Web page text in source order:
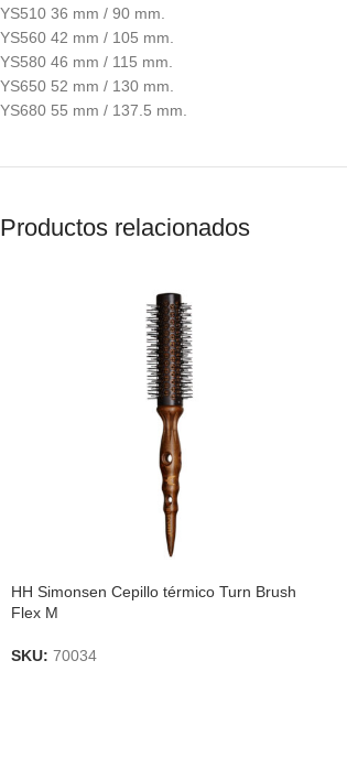
YS510 36 mm / 90 mm.
YS560 42 mm / 105 mm.
YS580 46 mm / 115 mm.
YS650 52 mm / 130 mm.
YS680 55 mm / 137.5 mm.
Productos relacionados
HH Simonsen Cepillo térmico Turn Brush
Flex M
SKU: 70034